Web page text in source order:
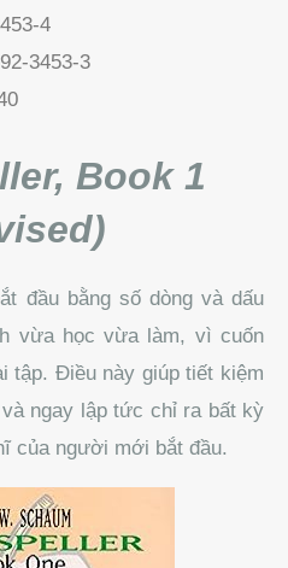
4
3453-3
Book 1
đầu bằng số dòng và dấu
vừa học vừa làm, vì cuốn
tập. Điều này giúp tiết kiệm
ngay lập tức chỉ ra bất kỳ
của người mới bắt đầu.